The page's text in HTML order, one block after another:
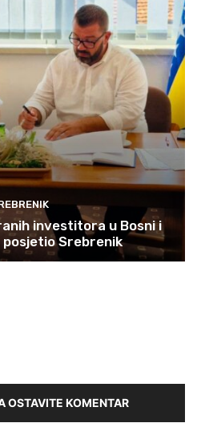
investitora u Bosni i
Srebrenik
OSTAVITE KOMENTAR